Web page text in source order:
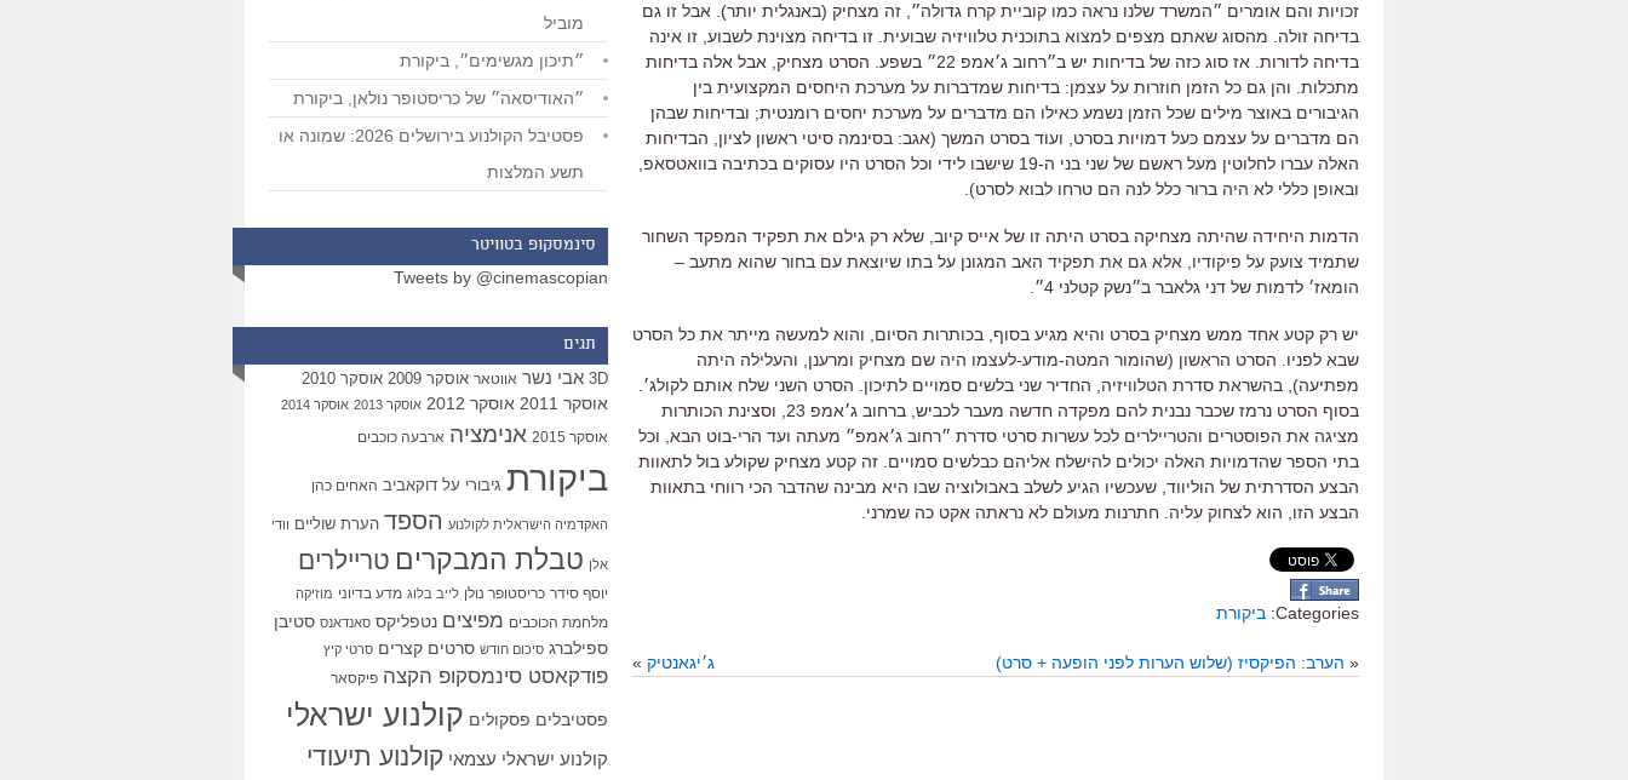
זכויות והם אומרים ״המשרד שלנו נראה כמו קוביית קרח גדולה״, זה מצחיק (באנגלית יותר). אבל זו גם
בדיחה זולה. מהסוג שאתם מצפים למצוא בתוכנית טלוויזיה שבועית. זו בדיחה מצוינת לשבוע, זו אינה
בדיחה לדורות. אז סוג כזה של בדיחות יש ב״רחוב ג׳אמפ 22״ בשפע. הסרט מצחיק, אבל אלה בדיחות
מתכלות. והן גם כל הזמן חוזרות על עצמן: בדיחות שמדברות על מערכת היחסים המקצועית בין
הגיבורים באוצר מילים שכל הזמן נשמע כאילו הם מדברים על מערכת יחסים רומנטית; ובדיחות שבהן
הם מדברים על עצמם כעל דמויות בסרט, ועוד בסרט המשך (אגב: בסינמה סיטי ראשון לציון, הבדיחות
האלה עברו לחלוטין מעל ראשם של שני בני ה-19 שישבו לידי וכל הסרט היו עסוקים בכתיבה בוואטסאפ,
ובאופן כללי לא היה ברור כלל לנה הם טרחו לבוא לסרט).
הדמות היחידה שהיתה מצחיקה בסרט היתה זו של אייס קיוב, שלא רק גילם את תפקיד המפקד השחור
שתמיד צועק על פיקודיו, אלא גם את תפקיד האב המגונן על בתו שיוצאת עם בחור שהוא מתעב –
הומאז׳ לדמות של דני גלאבר ב״נשק קטלני 4״.
יש רק קטע אחד ממש מצחיק בסרט והיא מגיע בסוף, בכותרות הסיום, והוא למעשה מייתר את כל הסרט
שבא לפניו. הסרט הראשון (שהומור המטה-מודע-לעצמו היה שם מצחיק ומרענן, והעלילה היתה
מפתיעה), בהשראת סדרת הטלוויזיה, החדיר שני בלשים סמויים לתיכון. הסרט השני שלח אותם לקולג׳.
בסוף הסרט נרמז שכבר נבנית להם מפקדה חדשה מעבר לכביש, ברחוב ג׳אמפ 23, וסצינת הכותרות
מציגה את הפוסטרים והטריילרים לכל עשרות סרטי סדרת ״רחוב ג׳אמפ״ מעתה ועד הרי-בוט הבא, וכל
בתי הספר שהדמויות האלה יכולים להישלח אליהם כבלשים סמויים. זה קטע מצחיק שקולע בול לתאוות
הבצע הסדרתית של הוליווד, שעכשיו הגיע לשלב באבולוציה שבו היא מבינה שהדבר הכי רווחי בתאוות
הבצע הזו, הוא לצחוק עליה. חתרנות מעולם לא נראתה אקט כה שמרני.
Categories: ביקורת
« הערב: הפיקסיז (שלוש הערות לפני הופעה + סרט) ג׳יגאנטיק »
מוביל
״תיכון מגשימים״, ביקורת
״האודיסאה״ של כריסטופר נולאן, ביקורת
פסטיבל הקולנוע בירושלים 2026: שמונה או
תשע המלצות
סינמסקופ בטוויטר
Tweets by @cinemascopian
תגים
3D אבי נשר אווטאר אוסקר 2009 אוסקר 2010
אוסקר 2011 אוסקר 2012 אוסקר 2013 אוסקר 2014
אוסקר 2015 אנימציה ארבעה כוכבים
ביקורת גיבורי על דוקאביב האחים כהן
האקדמיה הישראלית לקולנוע הספד הערת שוליים וודי
אלן טבלת המבקרים טריילרים
יוסף סידר כריסטופר נולן לייב בלוג מדע בדיוני מוזיקה
מלחמת הכוכבים מפיצים נטפליקס סאנדאנס סטיבן
ספילברג סיכום חודש סרטים קצרים סרטי קיץ
פודקאסט סינמסקופ הקצה פיקסאר
פסטיבלים פסקולים קולנוע ישראלי
קולנוע ישראלי עצמאי קולנוע תיעודי